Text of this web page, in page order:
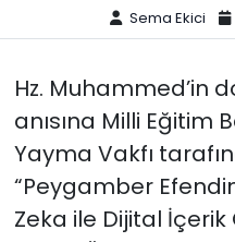
Sema Ekici
Hz. Muhammed’in
anısına Milli Eğitim
Yayma Vakfı
“Peygamber
Zeka ile Dijital